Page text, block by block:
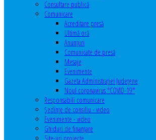
Consultare publică
Comunicare
Acreditare presă
Ultimă oră
Anunţuri
Comunicate de presă
Mesaje
Evenimente
Gazeta Administraţiei Judeţene
Noul coronavirus "COVID-19"
Responsabili comunicare
Şedinţe de consiliu - video
Evenimente - video
Ghiduri de finanţare